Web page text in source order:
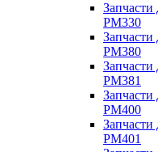
Запчасти
PM330
Запчасти
PM380
Запчасти
PM381
Запчасти
PM400
Запчасти
PM401